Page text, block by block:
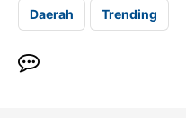
Daerah Trending